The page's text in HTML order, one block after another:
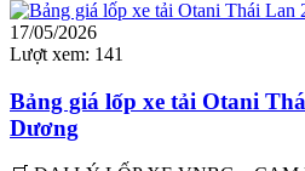
17/05/2026
Lượt xem: 141
Bảng giá lốp xe tải Otani
Dương